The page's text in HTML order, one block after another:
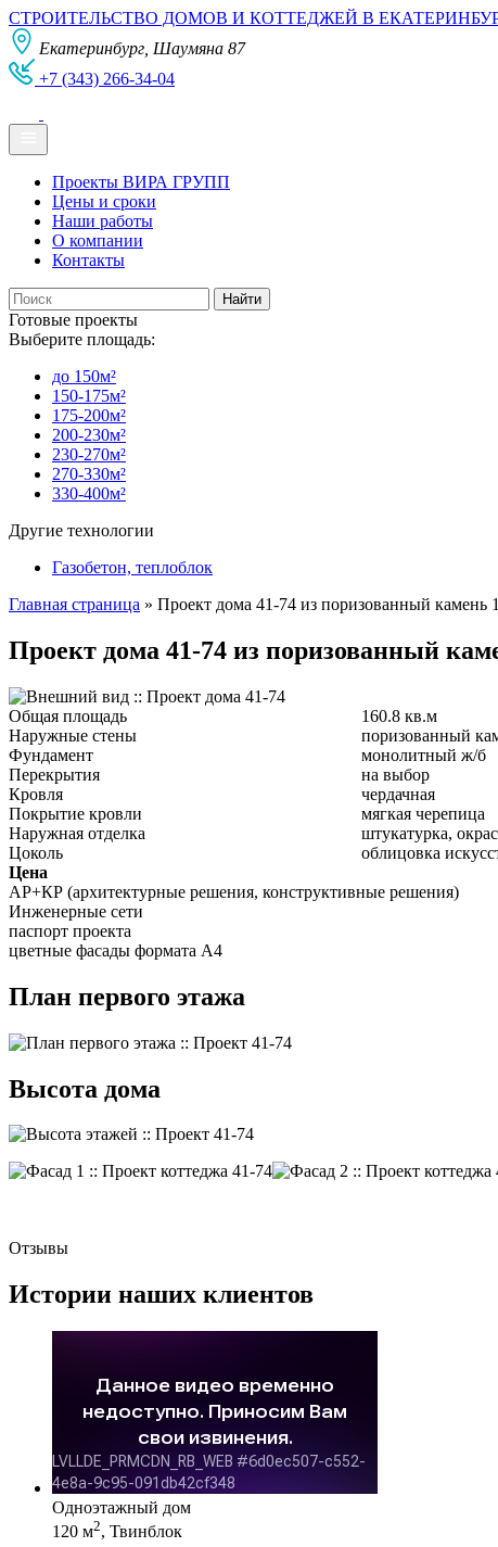
СТРОИТЕЛЬСТВО ДОМОВ И КОТТЕДЖЕЙ В
Екатеринбург, Шаумяна 87
+7 (343) 266-34-04
Проекты ВИРА ГРУПП
Цены и сроки
Наши работы
О компании
Контакты
Готовые проекты
Выберите площадь:
до 150м²
150-175м²
175-200м²
200-230м²
230-270м²
270-330м²
330-400м²
Другие технологии
Газобетон, теплоблок
Главная страница » Проект дома 41-74 из поризованный камень
Проект дома 41-74 из поризованный
Общая площадь
160.8 кв.м
Наружные стены
поризованный
Фундамент
монолитный ж/б
Перекрытия
на выбор
Кровля
чердачная
Покрытие кровли
мягкая черепица
Наружная отделка
штукатурка,
Цоколь
облицовка
Цена
АР+КР (архитектурные решения, конструктивные решения)
Инженерные сети
паспорт проекта
цветные фасады формата А4
План первого этажа
Высота дома
Отзывы
Истории наших клиентов
Одноэтажный дом
120 м2, Твинблок